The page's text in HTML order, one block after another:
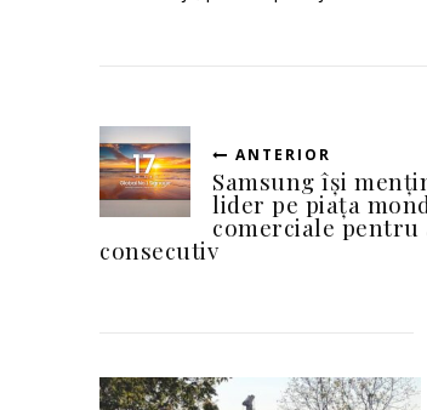
ANTERIOR
Samsung își
lider pe piața
comerciale pentru
consecutiv